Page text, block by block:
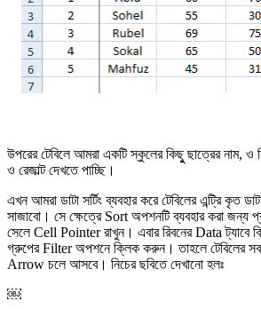
উপরের টেবিলে আমরা একটি স্কুলের কিছুু ছাত্রের নাম, ও
ও রেজাল্ট দেখতে পাচ্ছি।
এখন আমরা ডাটা সর্টিং ব্যবহার করে টেবিলের এন্ট্রি কৃত
সাজাবো। সে ক্ষেত্রে Sort অপশনটি ব্যবহার করা জন্য
সেলে Cell Pointer রাখুন। এবার রিবনের Data
গ্রুপের Filter অপশনে ক্লিক করুন। তাহলে টেবিলের
Arrow চলে আসবে। নিচের ছবিতে দেখানো হলঃ
￼